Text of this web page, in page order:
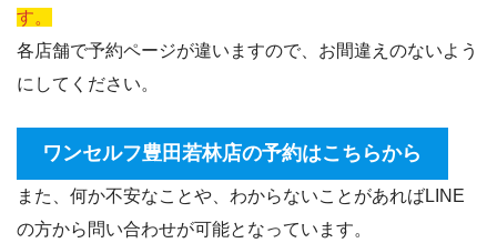
す。
各店舗で予約ページが違いますので、お間違えのないよう
にしてください。
ワンセルフ豊田若林店の予約はこちらから
また、何か不安なことや、わからないことがあればLINE
の方から問い合わせが可能となっています。